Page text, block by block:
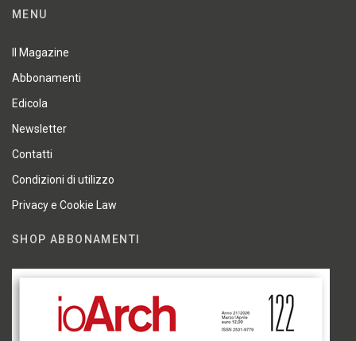
MENU
Il Magazine
Abbonamenti
Edicola
Newsletter
Contatti
Condizioni di utilizzo
Privacy e Cookie Law
SHOP ABBONAMENTI